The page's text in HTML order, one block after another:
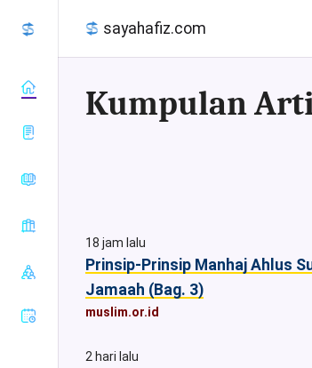
sayahafiz.com
muslim.or.id
nasehat.net
radiorodja.com
rumaysho.com
Sunan Abu
18 jam lalu
Prinsip-Prinsip Manhaj Ahlus
Jamaah (Bag. 3)
muslim.or.id
2 hari lalu